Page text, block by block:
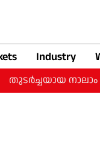
Industry
നാലാം